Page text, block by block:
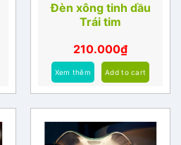
Đèn xông tinh dầu
Trái tim
210.000₫
Xem thêm Add to cart